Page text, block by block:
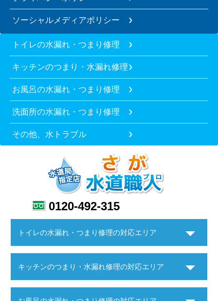
ソーシャルメディアポリシー
トイレの水漏れ・つまり修理
キッチンのつまり・水漏れ修理
お風呂の水漏れ・つまり修理
洗面所の水漏れ・つまり修理
その他、水トラブル
0120-492-315
トイレの水漏れ・つまり修理の対応エリア
キッチンのつまり・水漏れ修理の対応エリア